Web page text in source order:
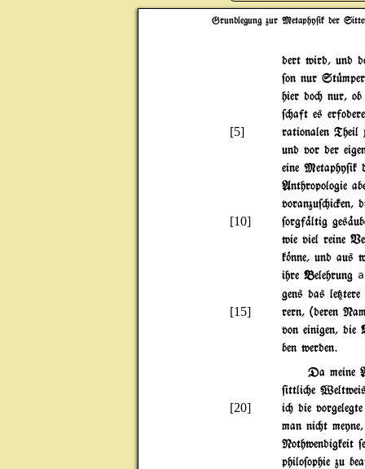
Grundlegung zur Metaphy$ik der
dert wird, und
$on nur
hier do" nur,
$"aft es
[5]
rationalen Theil
und vor der
eine
Anthropologie
voranzu$"i#en,
[10]
$orgf%ltig
wie viel reine
k~nne, und aus
ihre Belehrung
gens das
[15]
rern, (deren
von einigen,
ben werden.
Da meine
$ittli"e
[20]
i" die
man ni"t meyne,
Nothwendigkeit
philo$ophie zu